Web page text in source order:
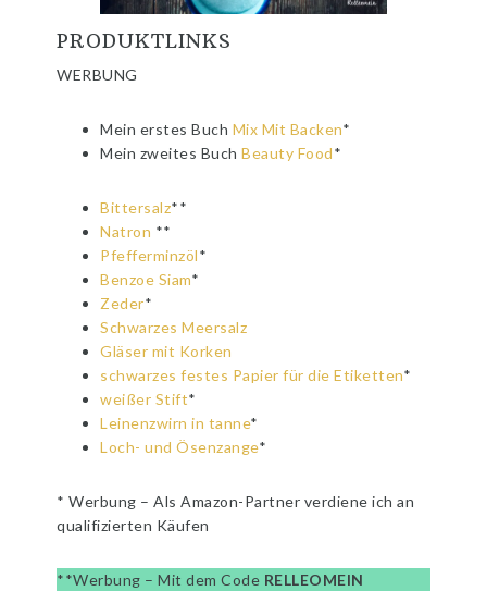
PRODUKTLINKS
WERBUNG
Mein erstes Buch Mix Mit Backen*
Mein zweites BuchBeauty Food*
Bittersalz**
Natron **
Pfefferminzöl*
Benzoe Siam*
Zeder*
Schwarzes Meersalz
Gläser mit Korken
schwarzes festes Papier für die Etiketten*
weißer Stift*
Leinenzwirn in tanne*
Loch- und Ösenzange*
* Werbung – Als Amazon-Partner verdiene ich an
qualifizierten Käufen
**Werbung – Mit dem Code RELLEOMEIN